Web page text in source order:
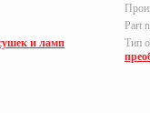
и ламп
Part
Тип